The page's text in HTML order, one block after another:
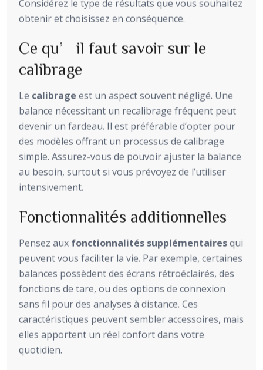
Considérez le type de résultats que vous souhaitez
obtenir et choisissez en conséquence.
Ce qu’il faut savoir sur le
calibrage
Le calibrage est un aspect souvent négligé. Une
balance nécessitant un recalibrage fréquent peut
devenir un fardeau. Il est préférable d’opter pour
des modèles offrant un processus de calibrage
simple. Assurez-vous de pouvoir ajuster la balance
au besoin, surtout si vous prévoyez de l’utiliser
intensivement.
Fonctionnalités additionnelles
Pensez aux fonctionnalités supplémentairesqui
peuvent vous faciliter la vie. Par exemple, certaines
balances possèdent des écrans rétroéclairés, des
fonctions de tare, ou des options de connexion
sans fil pour des analyses à distance. Ces
caractéristiques peuvent sembler accessoires, mais
elles apportent un réel confort dans votre
quotidien.